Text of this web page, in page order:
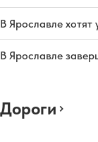
В Ярославле хотят
В Ярославле
Дороги